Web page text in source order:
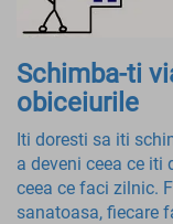
Schimba-ti
obiceiurile
Iti doresti sa iti
a deveni ceea ce
ceea ce faci zilnic.
sanatoasa, fiecare